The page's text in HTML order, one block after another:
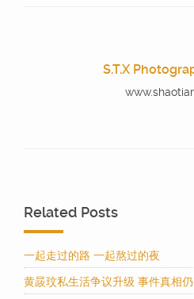
S.T.X
Related Posts
一起走过的路 一起熬过的夜
黄晸玟私生活争议升级 事件真相